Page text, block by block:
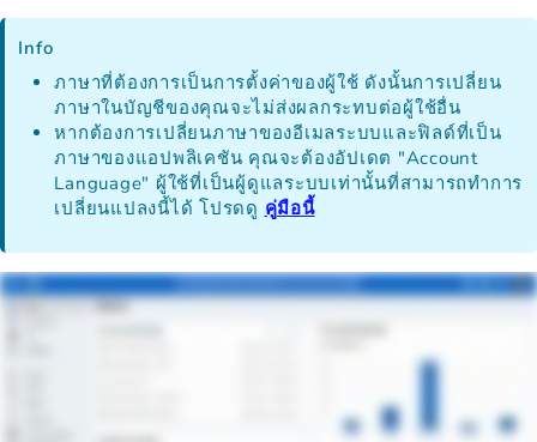
Info
ภาษาที่ต้องการเป็นการตั้งค่าของผู้ใช้ ดังนั้นการเปลี่ยน
ภาษาในบัญชีของคุณจะไม่ส่งผลกระทบต่อผู้ใช้อื่น
หากต้องการเปลี่ยนภาษาของอีเมลระบบและฟิลด์ที่เป็น
ภาษาของแอปพลิเคชัน คุณจะต้องอัปเดต "Account
Language" ผู้ใช้ที่เป็นผู้ดูแลระบบเท่านั้นที่สามารถทำการ
เปลี่ยนแปลงนี้ได้ โปรดดู คู่มือนี้